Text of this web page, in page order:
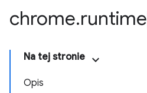
chrome.runtime
Na tej stronie
Opis